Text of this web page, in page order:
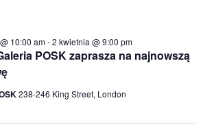
POSK zaprasza na najnowszą
10:00 am-2 kwietnia @ 9:00 pm
238-246 King Street, London